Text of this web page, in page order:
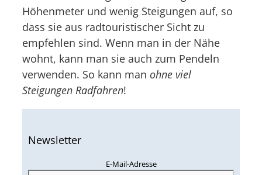
Höhenmeter und wenig Steigungen auf, so
dass sie aus radtouristischer Sicht zu
empfehlen sind. Wenn man in der Nähe
wohnt, kann man sie auch zum Pendeln
verwenden. So kann man ohne viel
Steigungen Radfahren!
Newsletter
E-Mail-Adresse